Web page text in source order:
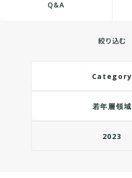
Q&A
絞り込む
Category
若年層領域
2023